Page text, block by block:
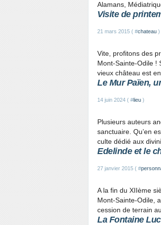
Alamans,
Visite de
21 mars 2015 ( #chateau )
Vite, profitons des
Mont-Sainte-Odile !
vieux château est
Le Mur Païen,
14 juin 2024 ( #lieu )
Plusieurs auteurs
sanctuaire. Qu’en
culte dédié aux
Edelinde et le
27 janvier 2015 ( #
A la fin du XIIème
Mont-Sainte-Odile,
cession de terrain
La Fontaine